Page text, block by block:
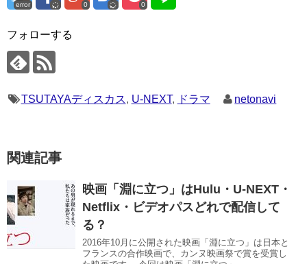
error 0 0
フォローする
TSUTAYAディスカス, U-NEXT, ドラマ netonavi
関連記事
映画「淵に立つ」はHulu・U-NEXT・
Netflix・ビデオパスどれで配信して
る？
2016年10月に公開された映画「淵に立つ」は日本と
フランスの合作映画で、カンヌ映画祭で賞を受賞し